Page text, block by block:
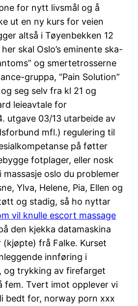
for nytt livsmål og å
ut en ny kurs for veien
altså i Tøyenbekken 12
skal Oslo’s eminente ska-
og smertetrosserne
gruppa, “Pain Solution”
seg selv fra kl 21 og
leieavtale for
utgave 03/13 utarbeide av
mfl.) regulering til
på føtter
fotplager, eller nosk
oslo du problemer
Ylva, Helene, Pia, Ellen og
og stadig, så ho nyttar
vil knulle escort massage
den kjekka datamaskina
frå Falke. Kurset
innføring i
og trykking av firefarget
fem. Tvert imot opplever vi
bedt for, norway porn xxx